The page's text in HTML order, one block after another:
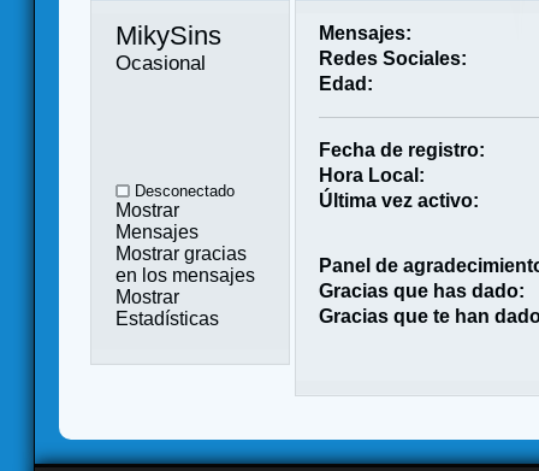
MikySins
Ocasional
Desconectado
Mostrar
Mensajes
Mostrar gracias
en los mensajes
Mostrar
Estadísticas
Mensajes:
Redes Sociales:
Edad:
Fecha de registro:
Hora Local:
Última vez activo:
Panel de
Gracias que has dado:
Gracias que te han